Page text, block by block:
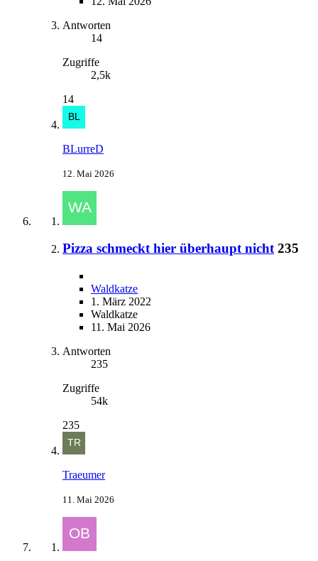
Antworten
14
Zugriffe
2,5k
14
BLurreD
12. Mai 2026
Pizza schmeckt hier überhaupt nicht 235
Waldkatze
1. März 2022
Waldkatze
11. Mai 2026
Antworten
235
Zugriffe
54k
235
Traeumer
11. Mai 2026